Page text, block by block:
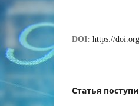
DOI: https://
Статья